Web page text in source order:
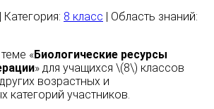
| Категория: 8 класс | Область знаний:
«Биологические ресурсы
» для учащихся \(8\) классов
возрастных и
категорий участников.